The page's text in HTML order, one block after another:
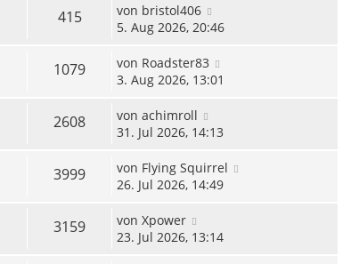
415 von bristol406
5. Aug 2026, 20:46
1079 von Roadster83
3. Aug 2026, 13:01
2608 von achimroll
31. Jul 2026, 14:13
3999 von Flying Squirrel
26. Jul 2026, 14:49
3159 von Xpower
23. Jul 2026, 13:14